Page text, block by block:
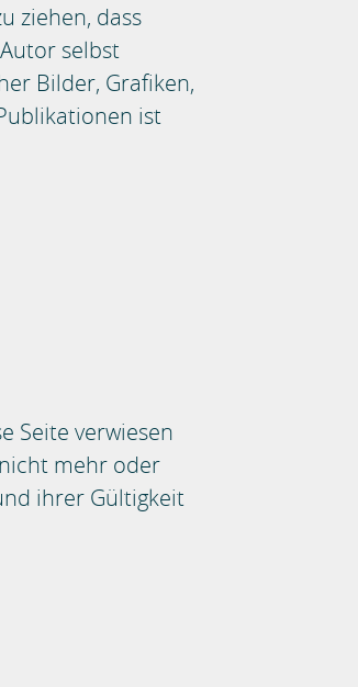
ziehen, dass
selbst
Bilder, Grafiken,
ist
Seite verwiesen
mehr oder
ihrer Gültigkeit